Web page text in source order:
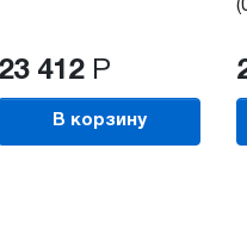
23 412 Р
В корзину